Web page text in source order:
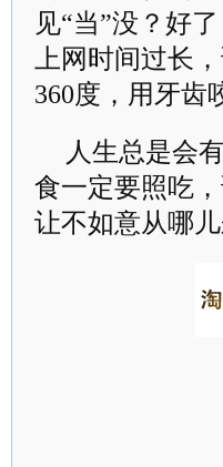
见“当”没？好
上网时间过长
360度，用牙齿
人生总是会
食一定要照吃
让不如意从哪